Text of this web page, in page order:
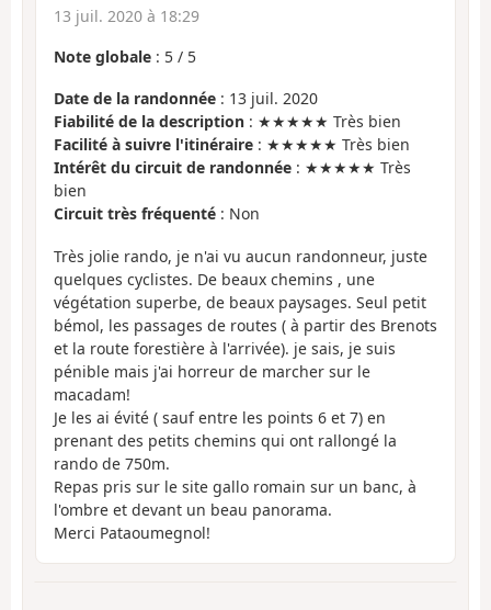
13 juil. 2020 à 18:29
Note globale : 5 / 5
Date de la randonnée : 13 juil. 2020
Fiabilité de la description : ★★★★★ Très bien
Facilité à suivre l'itinéraire : ★★★★★ Très bien
Intérêt du circuit de randonnée : ★★★★★ Très
bien
Circuit très fréquenté : Non
Très jolie rando, je n'ai vu aucun randonneur, juste
quelques cyclistes. De beaux chemins , une
végétation superbe, de beaux paysages. Seul petit
bémol, les passages de routes ( à partir des Brenots
et la route forestière à l'arrivée). je sais, je suis
pénible mais j'ai horreur de marcher sur le
macadam!
Je les ai évité ( sauf entre les points 6 et 7) en
prenant des petits chemins qui ont rallongé la
rando de 750m.
Repas pris sur le site gallo romain sur un banc, à
l'ombre et devant un beau panorama.
Merci Pataoumegnol!